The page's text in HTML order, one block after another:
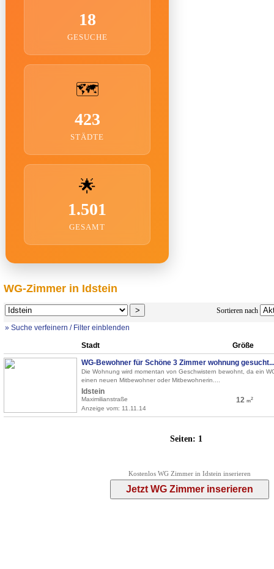
18
GESUCHE
🗺️
423
STÄDTE
🌟
1.501
GESAMT
WG-Zimmer in Idstein
Sortieren nach
» Suche verfeinern / Filter einblenden
Stadt
Größe
WG-Bewohner für Schöne 3 Zimmer wohnung
Die Wohnung wird momentan von Geschwistern bewohnt, da ein
einen neuen Mitbewohner oder Mitbewohnerin....
Idstein
Maximilianstraße
Anzeige vom: 11.11.14
12 m2
Seiten: 1
Kostenlos WG Zimmer in Idstein inserieren